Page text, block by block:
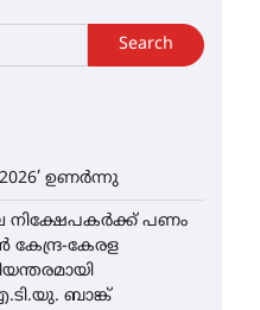
Search
ഉണർന്നു
നിക്ഷേപകർക്ക് പണം
കേന്ദ്ര-കേരള
ബാങ്ക്